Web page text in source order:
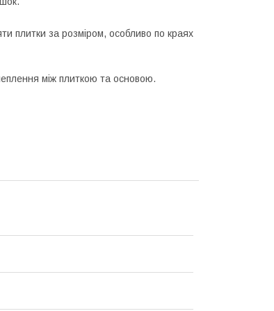
плитки за розміром, особливо по краях
між плиткою та основою.